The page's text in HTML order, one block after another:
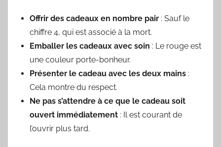
Offrir des cadeaux en nombre pair : Sauf le
chiffre 4, qui est associé à la mort.
Emballer les cadeaux avec soin : Le rouge est
une couleur porte-bonheur.
Présenter le cadeau avec les deux mains :
Cela montre du respect.
Ne pas s’attendre à ce que le cadeau soit
ouvert immédiatement : Il est courant de
l’ouvrir plus tard.